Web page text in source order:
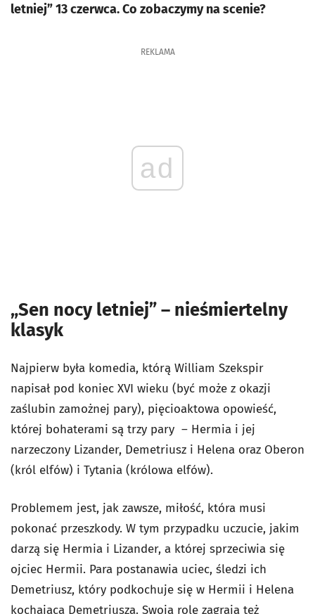
letniej” 13 czerwca. Co zobaczymy na scenie?
REKLAMA
ad
„Sen nocy letniej” – nieśmiertelny
klasyk
Najpierw była komedia, którą William Szekspir
napisał pod koniec XVI wieku (być może z okazji
zaślubin zamożnej pary), pięcioaktowa opowieść,
której bohaterami są trzy pary – Hermia i jej
narzeczony Lizander, Demetriusz i Helena oraz Oberon
(król elfów) i Tytania (królowa elfów).
Problemem jest, jak zawsze, miłość, która musi
pokonać przeszkody. W tym przypadku uczucie, jakim
darzą się Hermia i Lizander, a której sprzeciwia się
ojciec Hermii. Para postanawia uciec, śledzi ich
Demetriusz, który podkochuje się w Hermii i Helena
kochająca Demetriusza. Swoją rolę zagrają też